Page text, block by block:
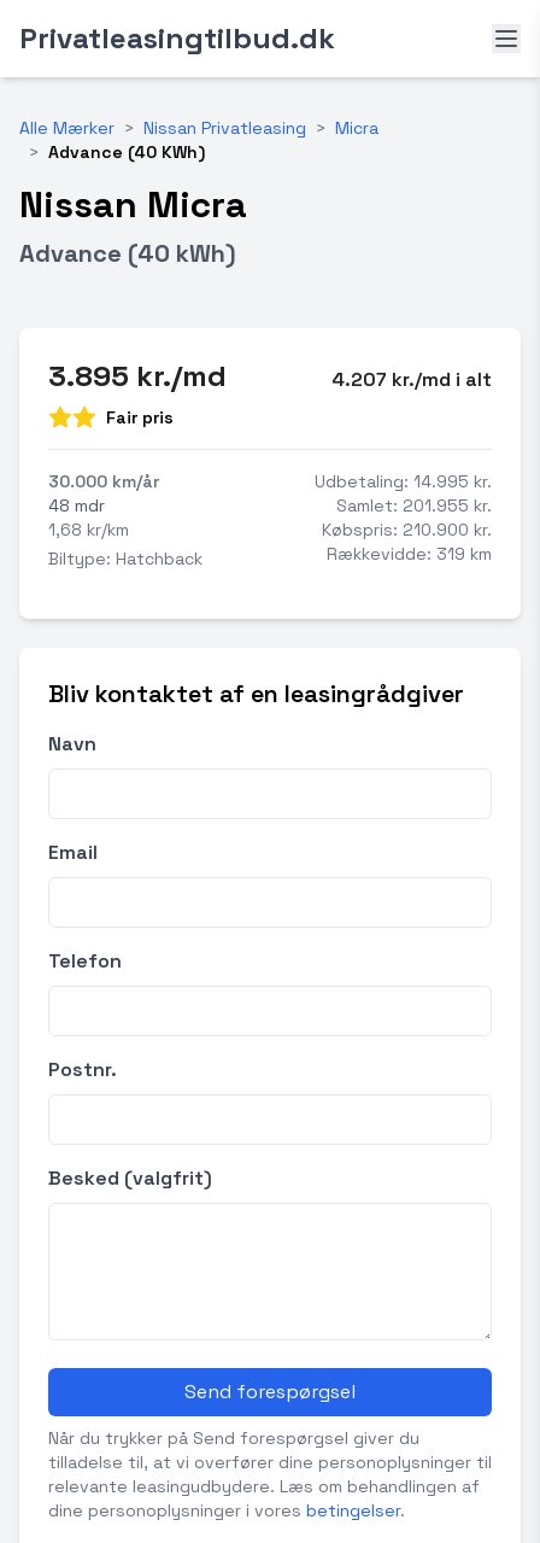
Privatleasingtilbud.dk
Alle Mærker > Nissan Privatleasing > Micra
> Advance (40 KWh)
Nissan Micra
Advance (40 kWh)
3.895 kr./md 4.207 kr./md i alt
Fair pris
30.000 km/år
48 mdr
1,68 kr/km
Biltype: Hatchback
Udbetaling: 14.995 kr.
Samlet: 201.955 kr.
Købspris: 210.900 kr.
Rækkevidde: 319 km
Bliv kontaktet af en leasingrådgiver
Navn
Email
Telefon
Postnr.
Besked (valgfrit)
Send forespørgsel
Når du trykker på Send forespørgsel giver du
tilladelse til, at vi overfører dine personoplysninger til
relevante leasingudbydere. Læs om behandlingen af
dine personoplysninger i vores betingelser.